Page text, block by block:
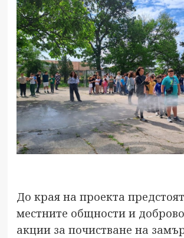
До края на проекта
местните общности и
акции за почистване на